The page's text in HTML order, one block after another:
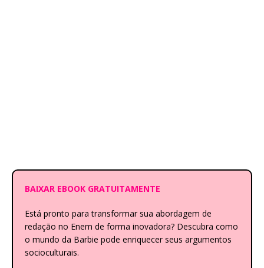
BAIXAR EBOOK GRATUITAMENTE
Está pronto para transformar sua abordagem de
redação no Enem de forma inovadora? Descubra como
o mundo da Barbie pode enriquecer seus argumentos
socioculturais.